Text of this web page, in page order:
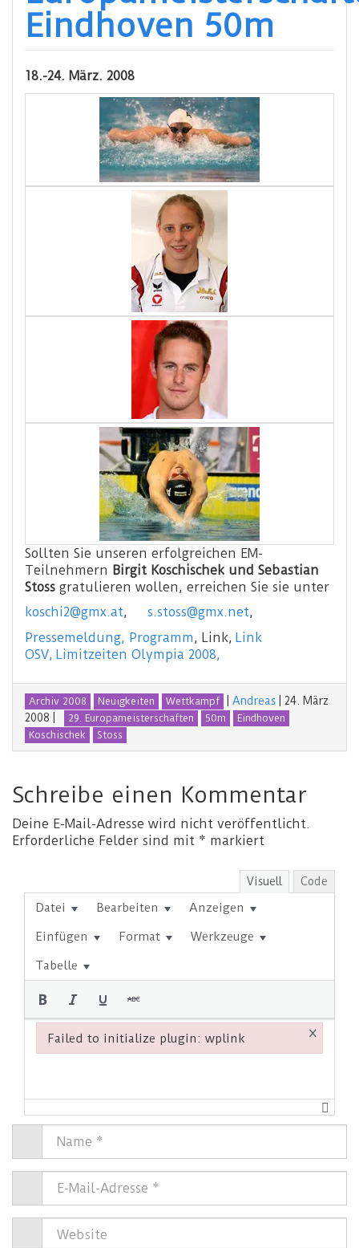
Eindhoven 50m
18.-24. März. 2008
Sollten Sie unseren erfolgreichen EM-
Teilnehmern Birgit Koschischek und Sebastian
Stoss gratulieren wollen, erreichen Sie sie unter
koschi2@gmx.at, s.stoss@gmx.net,
Pressemeldung, Programm, Link, Link
OSV, Limitzeiten Olympia 2008,
Archiv 2008 Neuigkeiten Wettkampf Andreas
24. März
2008
29. Europameisterschaften 50m
Eindhoven
Koschischek
Stoss
Schreibe einen Kommentar
Deine E-Mail-Adresse wird nicht veröffentlicht.
Erforderliche Felder sind mit * markiert
Visuell Code
Datei Bearbeiten
Anzeigen
Einfügen
Format
Werkzeuge
Tabelle
Failed to initialize plugin: wplink ×
Failed to initialize plugin: wplink